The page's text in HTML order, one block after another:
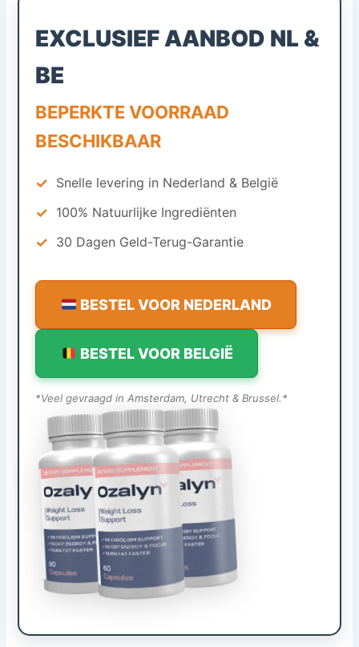
EXCLUSIEF AANBOD NL &
BE
BEPERKTE VOORRAAD
BESCHIKBAAR
✓ Snelle levering in Nederland & België
✓ 100% Natuurlijke Ingrediënten
✓ 30 Dagen Geld-Terug-Garantie
BESTEL VOOR NEDERLAND
BESTEL VOOR BELGIË
*Veel gevraagd in Amsterdam, Utrecht & Brussel.*